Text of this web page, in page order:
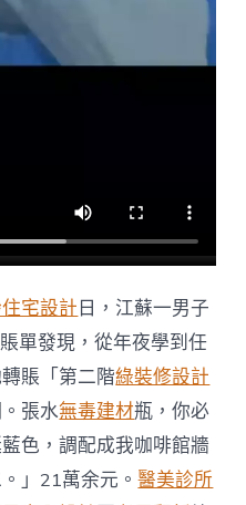
破
防！
愛
躲
在
點
滴
里〉
中
宅設計日，江蘇一男子
單發現，從年夜學到任
賬「第二階綠裝修設計
張水無毒建材瓶，你必
色，調配成我咖啡館牆
」21萬余元。醫美診所